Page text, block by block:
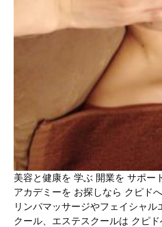
美容と健康を 学ぶ 開業を サポー
アカデミーを お探しなら クピドへ
リンパマッサージやフェイシャ
クール、エステスクールは クピ